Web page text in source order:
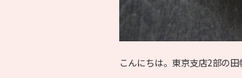
こんにちは。東京支店2部の田